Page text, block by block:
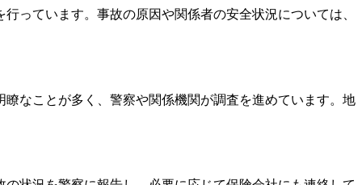
っています。事故の原因や関係者の安全状況については、
なことが多く、警察や関係機関が調査を進めています。地